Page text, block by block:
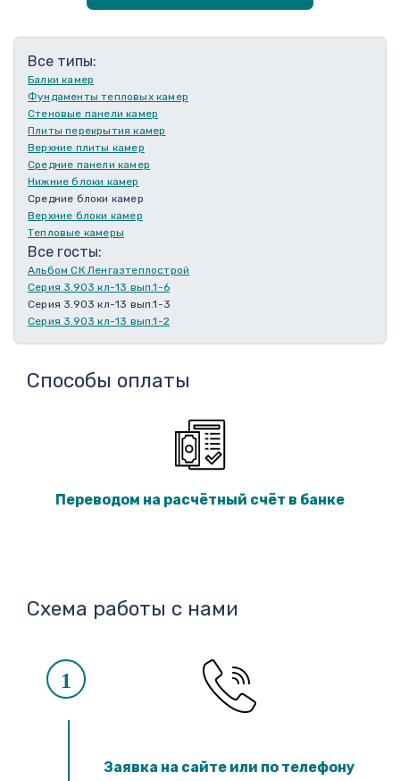
Все типы:
Балки камер
Фундаменты тепловых камер
Стеновые панели камер
Плиты перекрытия камер
Верхние плиты камер
Средние панели камер
Нижние блоки камер
Средние блоки камер
Верхние блоки камер
Тепловые камеры
Все госты:
Альбом СК Ленгазтеплострой
Серия 3.903 кл-13 вып.1-6
Серия 3.903 кл-13 вып.1-3
Серия 3.903 кл-13 вып.1-2
Способы оплаты
Переводом на расчётный счёт в банке
Схема работы с нами
1
Заявка на сайте или по телефону